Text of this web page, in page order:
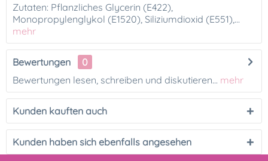
Zutaten: Pflanzliches Glycerin (E422),
Monopropylenglykol (E1520), Siliziumdioxid (E551),...
mehr
Bewertungen
0
Bewertungen lesen, schreiben und diskutieren... mehr
Kunden kauften auch
Kunden haben sich ebenfalls angesehen